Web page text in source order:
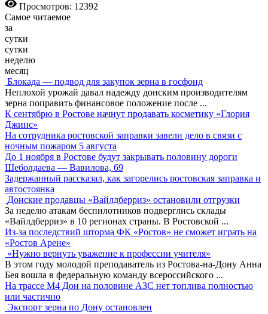
Просмотров: 12392
Самое читаемое
за
сутки
сутки
неделю
месяц
Блокада — подвод для закупок зерна в госфонд
Неплохой урожай давал надежду донским производителям
зерна поправить финансовое положение после ...
К сентябрю в Ростове начнут продавать косметику «Глория
Джинс»
На сотрудника ростовской заправки завели дело в связи с
ночным пожаром 5 августа
До 1 ноября в Ростове будут закрывать половину дороги
Шеболдаева — Вавилова, 69
Задержанный рассказал, как загорелись ростовская заправка и
автостоянка
Донские продавцы «Вайлдберриз» остановили отгрузки
За неделю атакам беспилотников подверглись склады
«Вайлдберриз» в 10 регионах страны. В Ростовской ...
Из-за последствий шторма ФК «Ростов» не сможет играть на
«Ростов Арене»
«Нужно вернуть уважение к профессии учителя»
В этом году молодой преподаватель из Ростова-на-Дону Анна
Бея вошла в федеральную команду всероссийского ...
На трассе М4 Дон на половине АЗС нет топлива полностью
или частично
Экспорт зерна по Дону остановлен